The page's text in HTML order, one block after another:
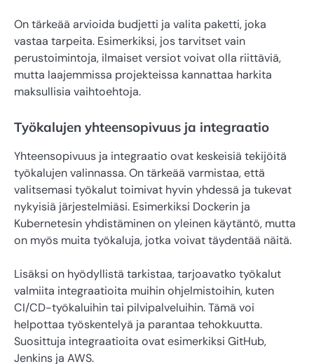
On tärkeää arvioida budjetti ja valita paketti, joka
vastaa tarpeita. Esimerkiksi, jos tarvitset vain
perustoimintoja, ilmaiset versiot voivat olla riittäviä,
mutta laajemmissa projekteissa kannattaa harkita
maksullisia vaihtoehtoja.
Työkalujen yhteensopivuus ja integraatio
Yhteensopivuus ja integraatio ovat keskeisiä tekijöitä
työkalujen valinnassa. On tärkeää varmistaa, että
valitsemasi työkalut toimivat hyvin yhdessä ja tukevat
nykyisiä järjestelmiäsi. Esimerkiksi Dockerin ja
Kubernetesin yhdistäminen on yleinen käytäntö, mutta
on myös muita työkaluja, jotka voivat täydentää näitä.
Lisäksi on hyödyllistä tarkistaa, tarjoavatko työkalut
valmiita integraatioita muihin ohjelmistoihin, kuten
CI/CD-työkaluihin tai pilvipalveluihin. Tämä voi
helpottaa työskentelyä ja parantaa tehokkuutta.
Suosittuja integraatioita ovat esimerkiksi GitHub,
Jenkins ja AWS.